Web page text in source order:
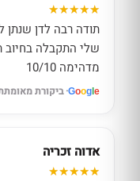
תודה רבה לדן שנתן
שלי התקבלה בחיוב
מדהימה 10/10
Google · ביקורת
אדוה זכריה